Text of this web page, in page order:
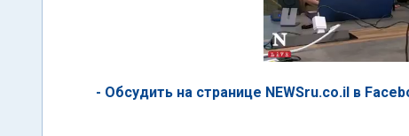
- Обсудить на странице NEWSru.co.il в